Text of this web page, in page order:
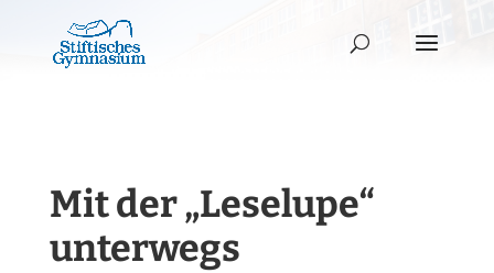
Mit der „Leselupe“
unterwegs